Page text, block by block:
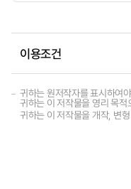
이용조건
귀하는 원저작자를 표시하여
귀하는 이 저작물을 영리 목
귀하는 이 저작물을 개작, 변